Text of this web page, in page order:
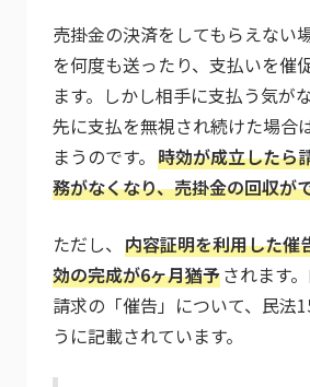
売掛金の決済をしてもらえない
を何度も送ったり、支払いを催
ます。しかし相手に支払う気が
先に支払を無視され続けた場合
まうのです。 時効が成立したら
務がなくなり、売掛金の回収が
ただし、 内容証明を利用した催
効の完成が6ヶ月猶予されます
請求の「催告」について、民法
うに記載されています。